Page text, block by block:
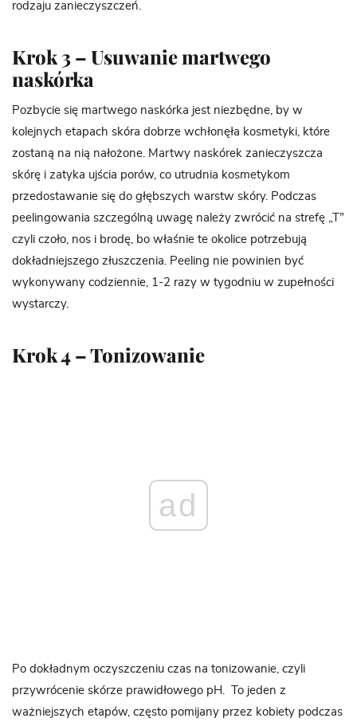
rodzaju zanieczyszczeń.
Krok 3 – Usuwanie martwego
naskórka
Pozbycie się martwego naskórka jest niezbędne, by w
kolejnych etapach skóra dobrze wchłonęła kosmetyki, które
zostaną na nią nałożone. Martwy naskórek zanieczyszcza
skórę i zatyka ujścia porów, co utrudnia kosmetykom
przedostawanie się do głębszych warstw skóry. Podczas
peelingowania szczególną uwagę należy zwrócić na strefę „T”
czyli czoło, nos i brodę, bo właśnie te okolice potrzebują
dokładniejszego złuszczenia. Peeling nie powinien być
wykonywany codziennie, 1-2 razy w tygodniu w zupełności
wystarczy.
Krok 4 – Tonizowanie
ad
Po dokładnym oczyszczeniu czas na tonizowanie, czyli
przywrócenie skórze prawidłowego pH. To jeden z
ważniejszych etapów, często pomijany przez kobiety podczas